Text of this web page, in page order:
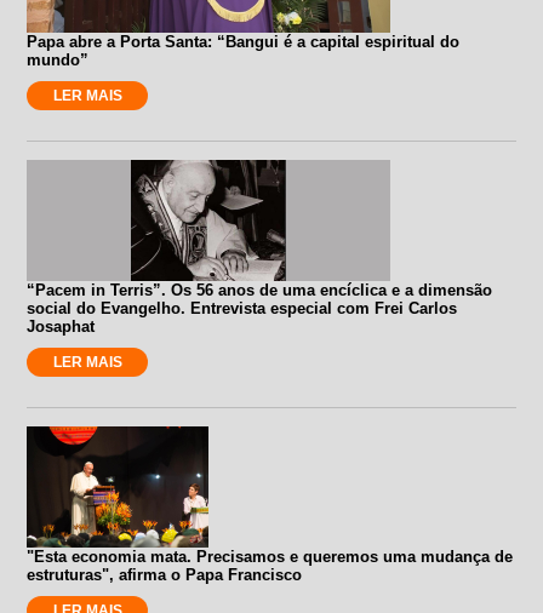
Papa abre a Porta Santa: “Bangui é a capital espiritual do
mundo”
LER MAIS
“Pacem in Terris”. Os 56 anos de uma encíclica e a dimensão
social do Evangelho. Entrevista especial com Frei Carlos
Josaphat
LER MAIS
"Esta economia mata. Precisamos e queremos uma mudança de
estruturas", afirma o Papa Francisco